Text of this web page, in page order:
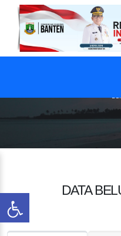
DATA